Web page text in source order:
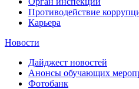
Противодействие
Карьера
Новости
Дайджест новостей
Анонсы обучающих
Фотобанк